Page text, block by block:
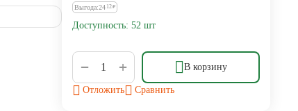
Выгода:24 12₽
Доступность: 52 шт
+
− В корзину
Отложить Сравнить